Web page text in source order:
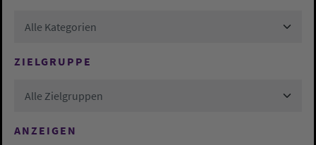
Alle Kategorien
ZIELGRUPPE
Alle Zielgruppen
ANZEIGEN